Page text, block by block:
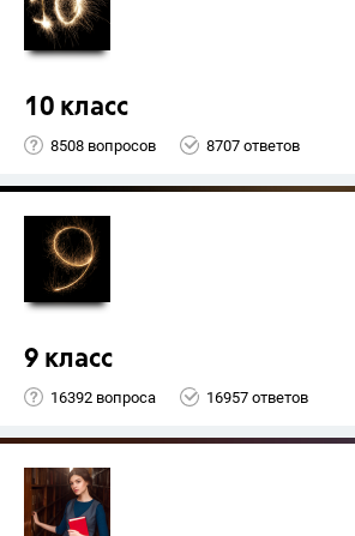
10 класс
8508 вопросов 8707 ответов
9 класс
16392 вопроса 16957 ответов